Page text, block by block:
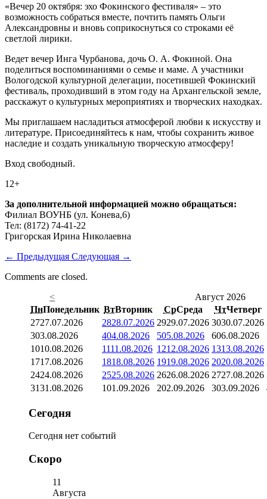
«Вечер 20 октября: эхо Фокинского фестиваля» – это
возможность собраться вместе, почтить память Ольги
Александровны и вновь соприкоснуться со строками её
светлой лирики.
Ведет вечер Инга Чурбанова, дочь О. А. Фокиной. Она
поделиться воспоминаниями о семье и маме. А участники
Вологодской культурной делегации, посетившей Фокинский
фестиваль, проходивший в этом году на Архангельской земле,
расскажут о культурных мероприятиях и творческих находках.
Мы приглашаем насладиться атмосферой любви к искусству и
литературе. Присоединяйтесь к нам, чтобы сохранить живое
наследие и создать уникальную творческую атмосферу!
Вход свободный.
12+
За дополнительной информацией можно обращаться:
Филиал ВОУНБ (ул. Конева,6)
Тел: (8172) 74-41-22
Григорская Ирина Николаевна
← Предыдущая Следующая →
Comments are closed.
<
Август 2026
ПнПонедельник ВтВторник СрСреда ЧтЧетверг
2727.07.2026 2828.07.2026 2929.07.2026 3030.07.2026
303.08.2026 404.08.2026 505.08.2026 606.08.2026
1010.08.2026 1111.08.2026 1212.08.2026 1313.08.2026
1717.08.2026 1818.08.2026 1919.08.2026 2020.08.2026
2424.08.2026 2525.08.2026 2626.08.2026 2727.08.2026
3131.08.2026 101.09.2026 202.09.2026 303.09.2026
Сегодня
Сегодня нет событий
Скоро
11
Августа